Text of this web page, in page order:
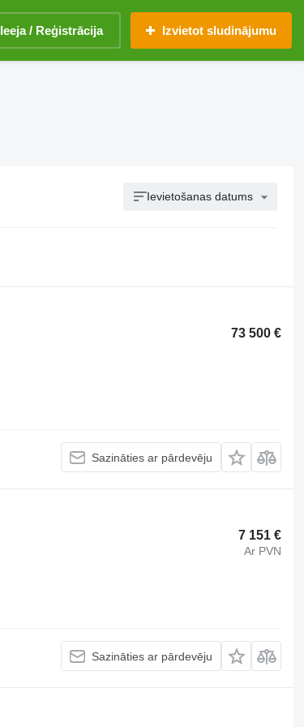
Ieeja / Reģistrācija Izvietot sludinājumu
Ievietošanas datums
73 500 €
Sazināties ar pārdevēju
7 151 €
Ar PVN
Sazināties ar pārdevēju